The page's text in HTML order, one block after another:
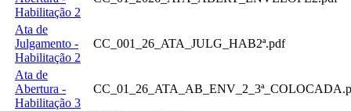
Habilitação 2
Ata de
Julgamento -
Habilitação 2
CC_001_26_ATA_JULG_HAB2ª.pdf
Ata de
Abertura -
Habilitação 3